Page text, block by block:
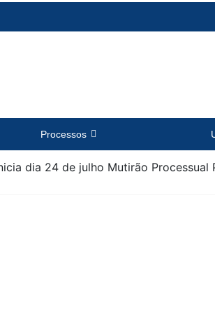
Processos
dia 24 de julho Mutirão